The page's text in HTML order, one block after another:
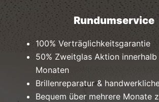
Rundumservice
100% Verträglichkeitsgarantie
50% Zweitglas Aktion
Monaten
Brillenreparatur &
Bequem über mehrere Monate